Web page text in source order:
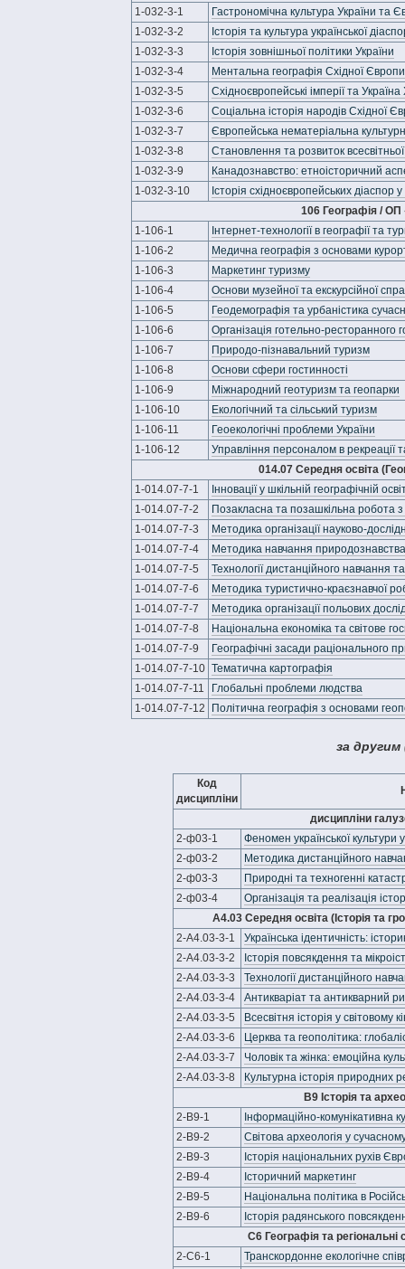
1-032-3-1
Гастрономічна культура України та
1-032-3-2
Історія та культура української
1-032-3-3
Історія зовнішньої політики України
1-032-3-4
Ментальна географія Східної
1-032-3-5
Східноєвропейські імперії та
1-032-3-6
Соціальна історія народів Східної
1-032-3-7
Європейська нематеріальна
1-032-3-8
Становлення та розвиток
1-032-3-9
Канадознавство: етноісторичний
1-032-3-10
Історія східноєвропейських діаспор
106 Географія / ОП
1-106-1
Інтернет-технології в географії та
1-106-2
Медична географія з основами
1-106-3
Маркетинг туризму
1-106-4
Основи музейної та екскурсійної
1-106-5
Геодемографія та урбаністика
1-106-6
Організація готельно-ресторанного
1-106-7
Природо-пізнавальний туризм
1-106-8
Основи сфери гостинності
1-106-9
Міжнародний геотуризм та геопарки
1-106-10
Екологічний та сільський туризм
1-106-11
Геоекологічні проблеми України
1-106-12
Управління персоналом в рекреації
014.07 Середня освіта
1-014.07-7-1
Інновації у шкільній географічній
1-014.07-7-2
Позакласна та позашкільна робота з
1-014.07-7-3
Методика організації науково-
1-014.07-7-4
Методика навчання природознавства
1-014.07-7-5
Технології дистанційного навчання
1-014.07-7-6
Методика туристично-краєзнавчої
1-014.07-7-7
Методика організації польових
1-014.07-7-8
Національна економіка та світове
1-014.07-7-9
Географічні засади раціонального
1-014.07-7-10 Тематична картографія
1-014.07-7-11
Глобальні проблеми людства
1-014.07-7-12
Політична географія з основами
за другим
Код
дисципліни
дисципліни
2-ф03-1
Феномен української культури
2-ф03-2
Методика дистанційного
2-ф03-3
Природні та техногенні
2-ф03-4
Організація та реалізація
А4.03 Середня освіта (Історія та
2-А4.03-3-1
Українська ідентичність:
2-А4.03-3-2
Історія повсякдення та
2-А4.03-3-3
Технології дистанційного
2-А4.03-3-4
Антикваріат та антикварний
2-А4.03-3-5
Всесвітня історія у світовому
2-А4.03-3-6
Церква та геополітика:
2-А4.03-3-7
Чоловік та жінка: емоційна
2-А4.03-3-8
Культурна історія природних
В9 Історія та
2-В9-1
Інформаційно-комунікативна
2-В9-2
Світова археологія у
2-В9-3
Історія національних рухів
2-В9-4
Історичний маркетинг
2-В9-5
Національна політика в
2-В9-6
Історія радянського
С6 Географія та регіональні
2-С6-1
Транскордонне екологічне